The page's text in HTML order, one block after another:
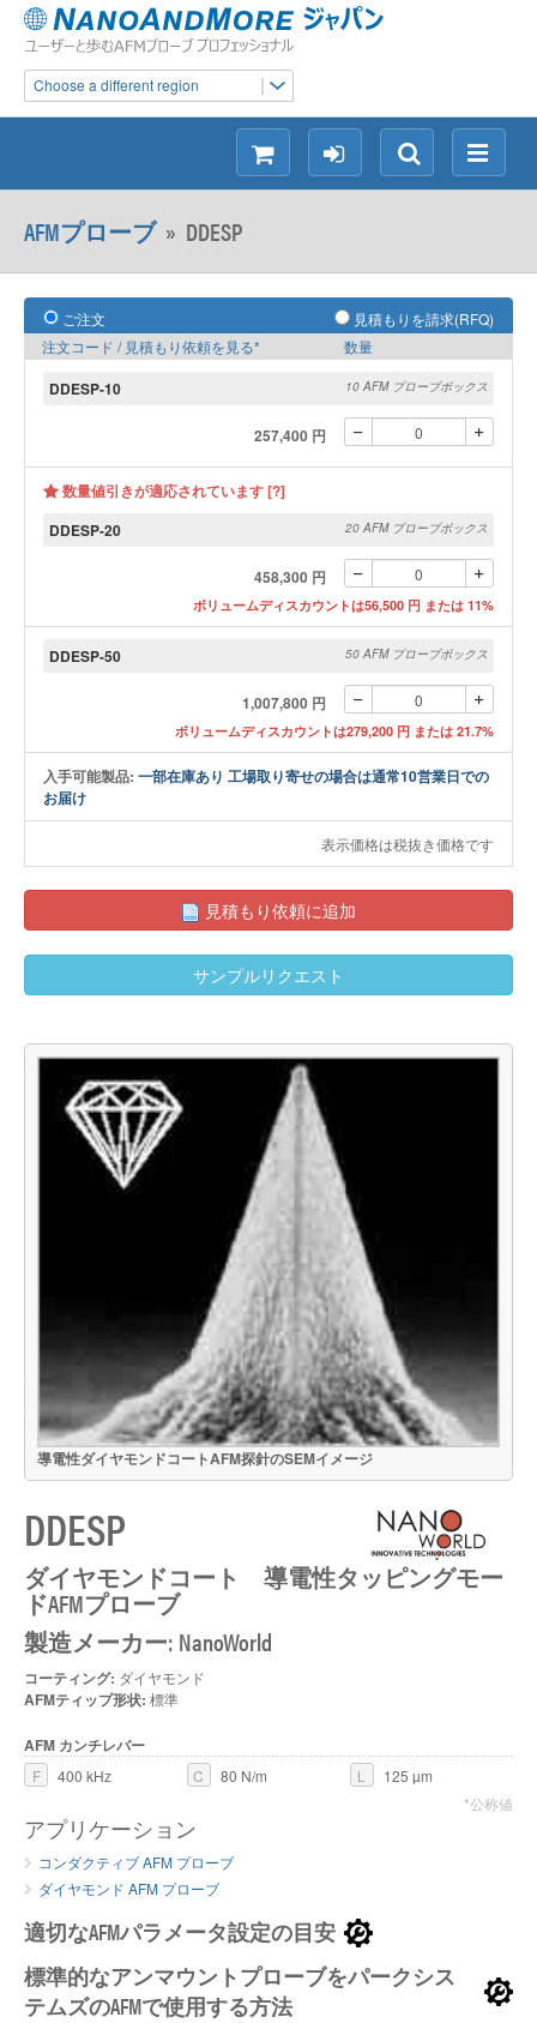
Choose a different region
メ
ニ
検
索
ロ
グ
シ
ョ
ン
AFMプローブ» DDESP
ご注文
見積もりを請求(RFQ)
注文コード / 見積もり依頼を見る*
数量
DDESP-10 10 AFM プローブボックス
257,400 円
数量値引きが適応されています [?]
DDESP-20
20 AFM プローブボックス
458,300 円
ボリュームディスカウントは56,500 円 または 11%
DDESP-50 50 AFM プローブボックス
1,007,800 円
ボリュームディスカウントは279,200 円 または 21.7%
入手可能製品: 一部在庫あり 工場取り寄せの場合は通常10営業日での
お届け
表示価格は税抜き価格です
見積もり依頼に追加
サンプルリクエスト
導電性ダイヤモンドコートAFM探針のSEMイメージ
DDESP
ダイヤモンドコート 導電性タッピングモー
ドAFMプローブ
製造メーカー: NanoWorld
コーティング: ダイヤモンド
AFMティップ形状: 標準
AFM カンチレバー
F 400 kHz C 80 N/m L
125 µm
*公称値
アプリケーション
コンダクティブ AFM プローブ
ダイヤモンド AFM プローブ
適切なAFMパラメータ設定の目安
標準的なアンマウントプローブをパークシス
テムズのAFMで使用する方法